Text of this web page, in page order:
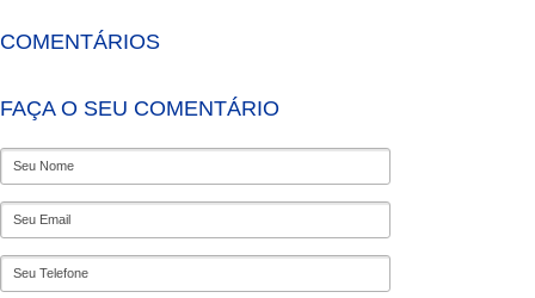
COMENTÁRIOS
FAÇA O SEU COMENTÁRIO